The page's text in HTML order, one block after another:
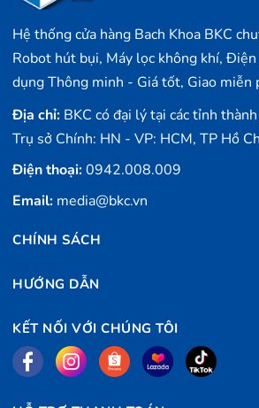
Hệ thống cửa hàng Bach Khoa BKC
Robot hút bụi, Máy lọc không khí,
dụng Thông minh - Giá tốt, Giao miễn
Địa chỉ: BKC có đại lý tại các tỉnh
Trụ sở Chính: HN - VP: HCM, TP Hồ
Điện thoại:0942.008.009
Email: media@bkc.vn
CHÍNH SÁCH
HƯỚNG DẪN
KẾT NỐI VỚI CHÚNG TÔI